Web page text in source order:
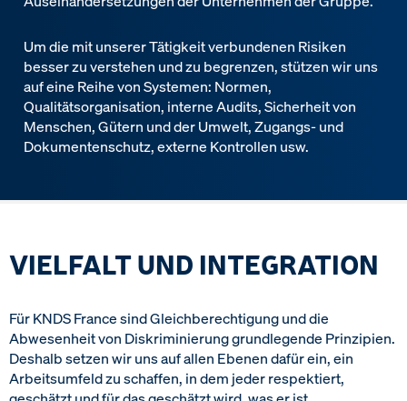
Um die mit unserer Tätigkeit verbundenen Risiken
besser zu verstehen und zu begrenzen, stützen wir uns
auf eine Reihe von Systemen: Normen,
Qualitätsorganisation, interne Audits, Sicherheit von
Menschen, Gütern und der Umwelt, Zugangs- und
Dokumentenschutz, externe Kontrollen usw.
VIELFALT UND INTEGRATION
Für KNDS France sind Gleichberechtigung und die
Abwesenheit von Diskriminierung grundlegende Prinzipien.
Deshalb setzen wir uns auf allen Ebenen dafür ein, ein
Arbeitsumfeld zu schaffen, in dem jeder respektiert,